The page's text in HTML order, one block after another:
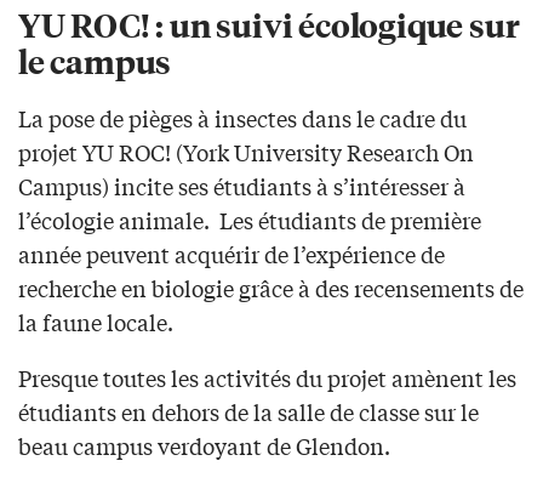
YU ROC! : un suivi écologique sur
le campus
La pose de pièges à insectes dans le cadre du
projet YU ROC! (York University Research On
Campus) incite ses étudiants à s’intéresser à
l’écologie animale. Les étudiants de première
année peuvent acquérir de l’expérience de
recherche en biologie grâce à des recensements de
la faune locale.
Presque toutes les activités du projet amènent les
étudiants en dehors de la salle de classe sur le
beau campus verdoyant de Glendon.